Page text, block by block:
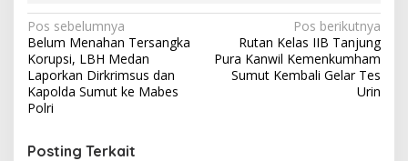
Navigasi
pos
Pos sebelumnya
Belum Menahan Tersangka
Korupsi, LBH Medan
Laporkan Dirkrimsus dan
Kapolda Sumut ke Mabes
Polri
Pos berikutnya
Rutan Kelas IIB Tanjung
Pura Kanwil Kemenkumham
Sumut Kembali Gelar Tes
Urin
Posting Terkait